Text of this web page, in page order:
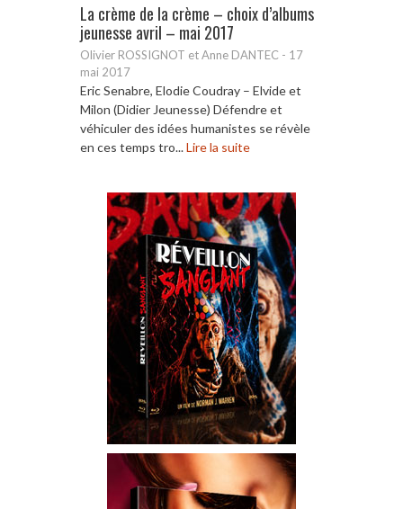
La crème de la crème – choix d’albums
jeunesse avril – mai 2017
Olivier ROSSIGNOT et Anne DANTEC - 17
mai 2017
Eric Senabre, Elodie Coudray – Elvide et
Milon (Didier Jeunesse) Défendre et
véhiculer des idées humanistes se révèle
en ces temps tro...Lire la suite